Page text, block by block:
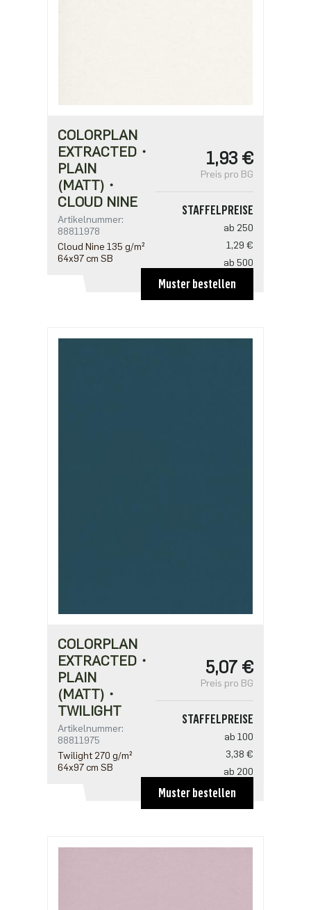
COLORPLAN
EXTRACTED・
PLAIN
(MATT)・
CLOUD NINE
Artikelnummer:
88811978
Cloud Nine 135 g/m²
64x97 cm SB
1,93 €
Preis pro BG
STAFFELPREISE
ab 250
1,29 €
ab 500
1,25 €
ab 1250
Muster bestellen
COLORPLAN
EXTRACTED・
PLAIN
(MATT)・
TWILIGHT
Artikelnummer:
88811975
Twilight 270 g/m²
64x97 cm SB
5,07 €
Preis pro BG
STAFFELPREISE
ab 100
3,38 €
ab 200
3,27 €
ab 500
Muster bestellen